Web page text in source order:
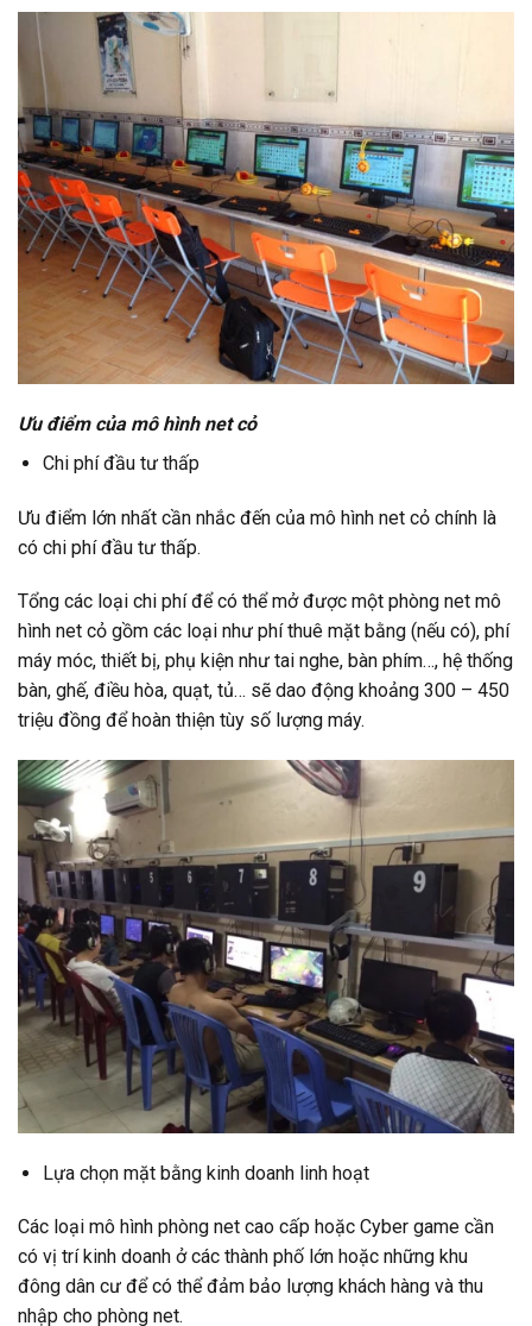
Ưu điểm của mô hình net cỏ
Chi phí đầu tư thấp
Ưu điểm lớn nhất cần nhắc đến của mô hình net cỏ chính là
có chi phí đầu tư thấp.
Tổng các loại chi phí để có thể mở được một phòng net mô
hình net cỏ gồm các loại như phí thuê mặt bằng (nếu có), phí
máy móc, thiết bị, phụ kiện như tai nghe, bàn phím…, hệ thống
bàn, ghế, điều hòa, quạt, tủ… sẽ dao động khoảng 300 – 450
triệu đồng để hoàn thiện tùy số lượng máy.
Lựa chọn mặt bằng kinh doanh linh hoạt
Các loại mô hình phòng net cao cấp hoặc Cyber game cần
có vị trí kinh doanh ở các thành phố lớn hoặc những khu
đông dân cư để có thể đảm bảo lượng khách hàng và thu
nhập cho phòng net.